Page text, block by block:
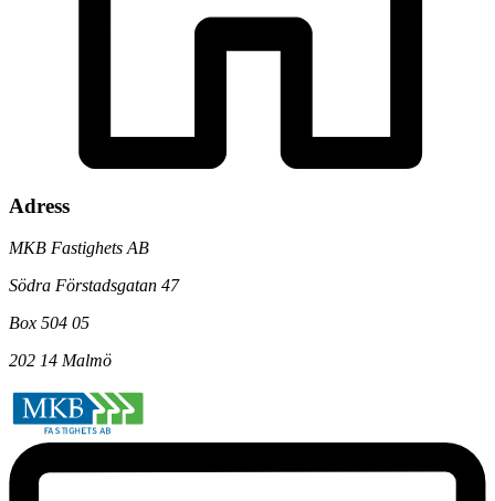
Adress
MKB Fastighets AB
Södra Förstadsgatan 47
Box 504 05
202 14 Malmö